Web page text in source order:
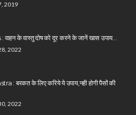
2019
के वास्तु दोष को दूर करने के जानें खास उपाय…
2022
: बरकत के लिए करिये ये उपाय,नही होगी पैसों की
2022